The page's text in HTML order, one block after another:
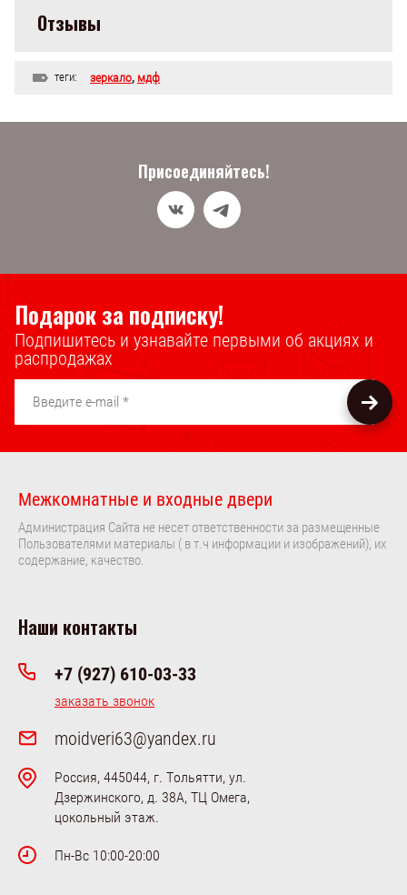
Отзывы
теги: зеркало, мдф
Присоединяйтесь!
Подарок за подписку!
Подпишитесь и узнавайте первыми об акциях и
распродажах
Межкомнатные и входные двери
Администрация Сайта не несет ответственности за размещенные
Пользователями материалы ( в т.ч информации и изображений), их
содержание, качество.
Наши контакты
+7 (927) 610-03-33
заказать звонок
moidveri63@yandex.ru
Россия, 445044, г. Тольятти, ул.
Дзержинского, д. 38А, ТЦ Омега,
цокольный этаж.
Пн-Вс 10:00-20:00